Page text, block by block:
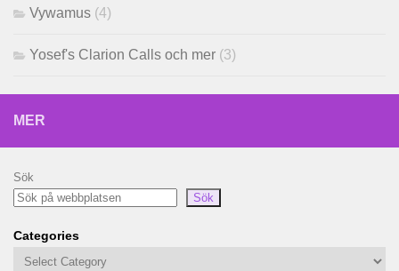
Vywamus (4)
Yosef's Clarion Calls och mer (3)
MER
Sök
Sök
Categories